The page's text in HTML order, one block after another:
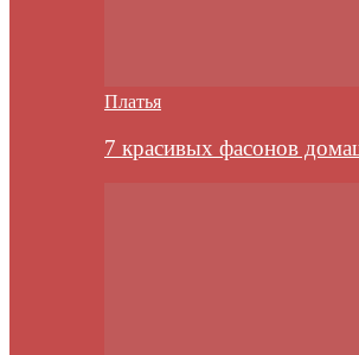
Платья
7 красивых фасонов